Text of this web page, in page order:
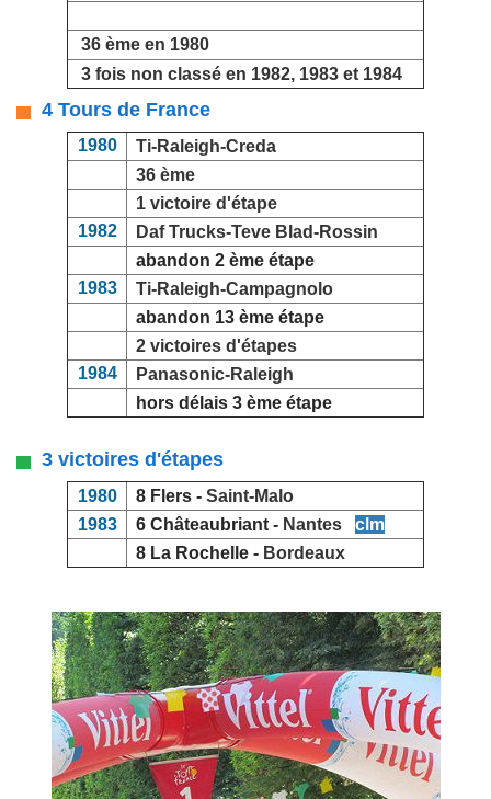
36 ème en 1980
3 fois non classé en 1982, 1983 et 1984
4 Tours de France
1980
Ti-Raleigh-Creda
36 ème
1 victoire d'étape
1982
Daf Trucks-Teve Blad-Rossin
abandon 2 ème étape
1983
Ti-Raleigh-Campagnolo
abandon 13 ème étape
2 victoires d'étapes
1984
Panasonic-Raleigh
hors délais 3 ème étape
3 victoires d'étapes
1980 8 Flers - Saint-Malo
1983
6 Châteaubriant - Nantes
clm
8 La Rochelle - Bordeaux